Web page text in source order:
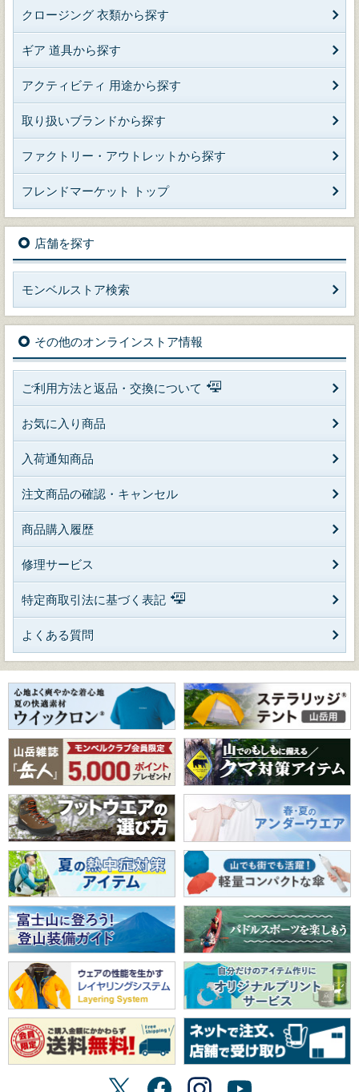
クロージング 衣類から探す
ギア 道具から探す
アクティビティ 用途から探す
取り扱いブランドから探す
ファクトリー・アウトレットから探す
フレンドマーケット トップ
店舗を探す
モンベルストア検索
その他のオンラインストア情報
ご利用方法と返品・交換について
お気に入り商品
入荷通知商品
注文商品の確認・キャンセル
商品購入履歴
修理サービス
特定商取引法に基づく表記
よくある質問